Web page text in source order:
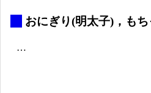
おにぎり(明太子)，も
…